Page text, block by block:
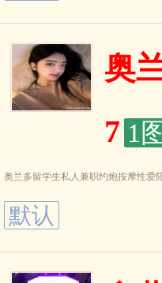
奥
7 1图
奥兰多留学生私人兼职约炮按摩性爱
默认